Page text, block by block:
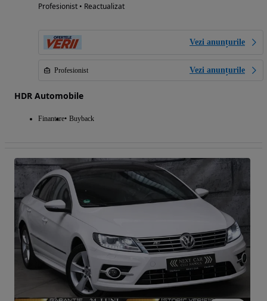
Profesionist • Reactualizat
Vezi anunțurile
Profesionist Vezi anunțurile
HDR Automobile
Finantare Buyback